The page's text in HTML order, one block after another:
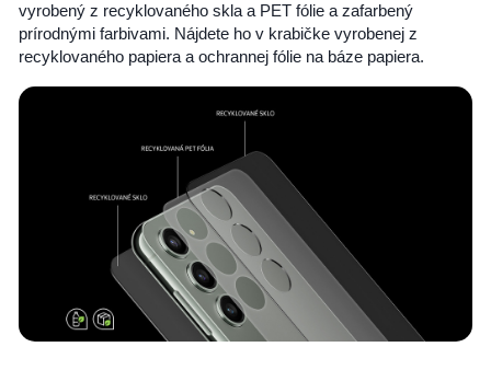
vyrobený z recyklovaného skla a PET fólie a zafarbený
prírodnými farbivami. Nájdete ho v krabičke vyrobenej z
recyklovaného papiera a ochrannej fólie na báze papiera.